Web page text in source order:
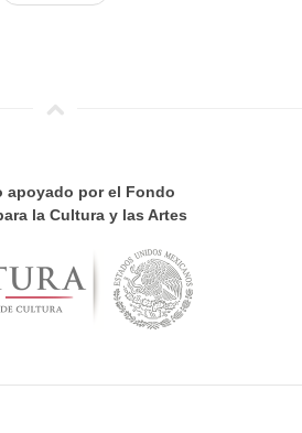
apoyado por el Fondo
la Cultura y las Artes